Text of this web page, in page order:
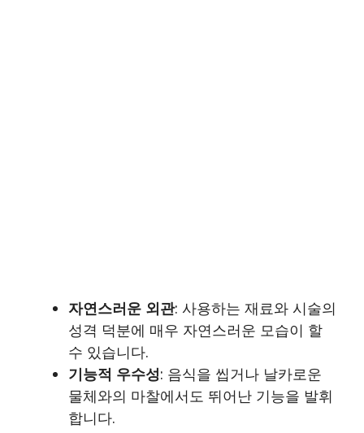
자연스러운 외관: 사용하는 재료와 시술의
성격 덕분에 매우 자연스러운 모습이 할
수 있습니다.
기능적 우수성: 음식을 씹거나 날카로운
물체와의 마찰에서도 뛰어난 기능을 발휘
합니다.